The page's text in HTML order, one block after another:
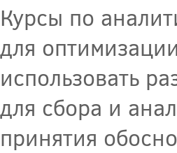
Курсы по
для
использовать
для сбора и
принятия